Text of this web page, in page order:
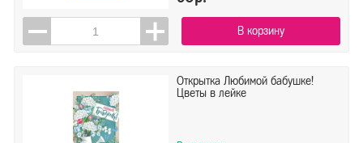
В корзину
Открытка Любимой бабушке!
Цветы в лейке